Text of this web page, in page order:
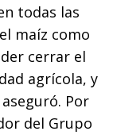
todas las
maíz como
cerrar el
agrícola, y
Por
del Grupo